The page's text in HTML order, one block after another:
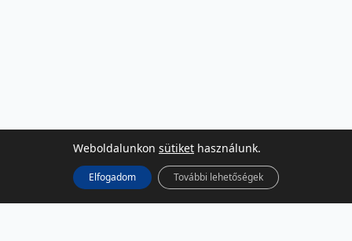
Weboldalunkon sütiket használunk.
Elfogadom További lehetőségek